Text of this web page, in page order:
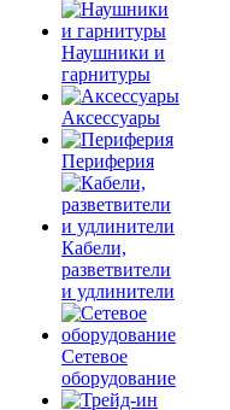
Наушники и
гарнитуры
Аксессуары
Периферия
Кабели,
разветвители
и удлинители
Сетевое
оборудование